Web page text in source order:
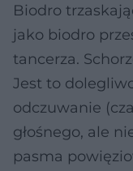
Biodro
jako biodro
tancerza.
Jest to
odczuwanie
głośnego, ale
pasma